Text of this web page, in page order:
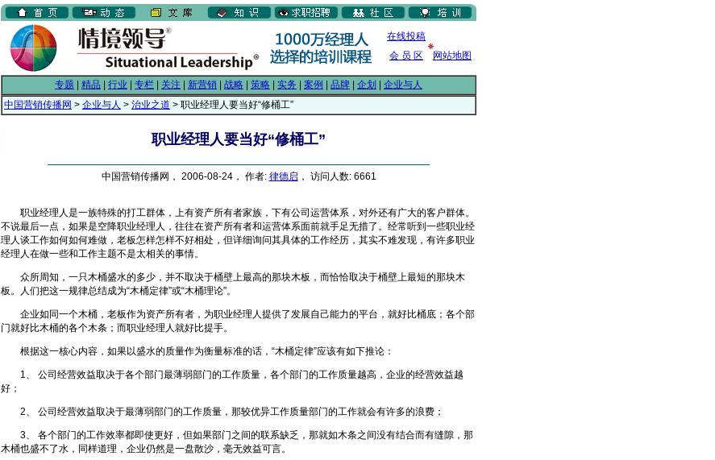
在线投稿
会 员 区
网站地图
专题 精品 行业 专栏 关注 新营销 战略 策略 实务 案例 品牌 企划
企业与人
中国营销传播网 > 企业与人 > 治业之道 > 职业经理人要当好“修桶工”
职业经理人要当好“修桶工”
中国营销传播网， 2006-08-24， 作者: 律德启 ， 访问人数: 6661
职业经理人是一族特殊的打工群体，上有资产所有者家族，下有公司运营体系，对外还有广大的客户群体。
不说最后一点，如果是空降职业经理人，往往在资产所有者和运营体系面前就手足无措了。经常听到一些职业经
理人谈工作如何如何难做，老板怎样怎样不好相处，但详细询问其具体的工作经历，其实不难发现，有许多职业
经理人在做一些和工作主题不是太相关的事情。
众所周知，一只木桶盛水的多少，并不取决于桶壁上最高的那块木板，而恰恰取决于桶壁上最短的那块木
板。人们把这一规律总结成为“木桶定律”或“木桶理论”。
企业如同一个木桶，老板作为资产所有者，为职业经理人提供了发展自己能力的平台，就好比桶底；各个部
门就好比木桶的各个木条；而职业经理人就好比提手。
根据这一核心内容，如果以盛水的质量作为衡量标准的话，“木桶定律”应该有如下推论：
1、 公司经营效益取决于各个部门最薄弱部门的工作质量，各个部门的工作质量越高，企业的经营效益越
好；
2、 公司经营效益取决于最薄弱部门的工作质量，那较优异工作质量部门的工作就会有许多的浪费；
3、 各个部门的工作效率都即使更好，但如果部门之间的联系缺乏，那就如木条之间没有结合而有缝隙，那
木桶也盛不了水，同样道理，企业仍然是一盘散沙，毫无效益可言。